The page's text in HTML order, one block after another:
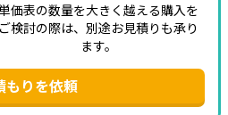
価表の数量を大きく越える購入を
ご検討の際は、別途お見積りも承り
ます。
もりを依頼